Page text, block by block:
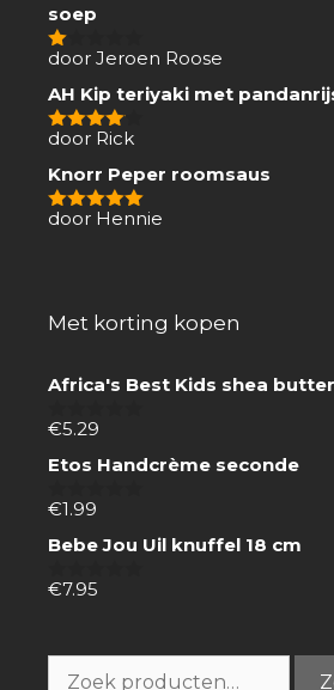
soep
1
5
door Jeroen Roose
AH Kip teriyaki met
4van 5
door Rick
Knorr Peper roomsaus
5van 5
door Hennie
Met korting kopen
Africa's Best Kids shea
0
5
€5.29
Etos Handcrème seconde
0
5
€1.99
Bebe Jou Uil knuffel 18 cm
0
€7.95